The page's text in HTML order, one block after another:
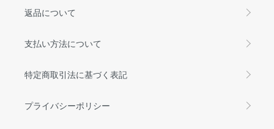
返品について
支払い方法について
特定商取引法に基づく表記
プライバシーポリシー